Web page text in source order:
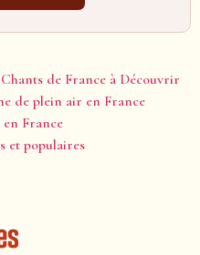
de France à Découvrir
de plein air en France
en France
et populaires